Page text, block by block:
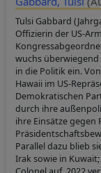
Tulsi Gabbard
Offizierin der US-
wuchs
in die Politik ein.
Hawaii im US-
Demokratischen
durch ihre
ihre Einsätze gegen
Parallel dazu blieb
Irak sowie in